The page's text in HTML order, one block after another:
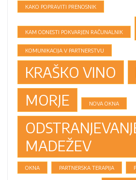
KAKO POPRAVITI PRENOSNIK
KAM ODNESTI POKVARJEN RAČUNALNIK
KOMUNIKACIJA V PARTNERSTVU
KRAŠKO VINO
MORJE
NOVA OKNA
MADEŽEV
OKNA PARTNERSKA TERAPIJA